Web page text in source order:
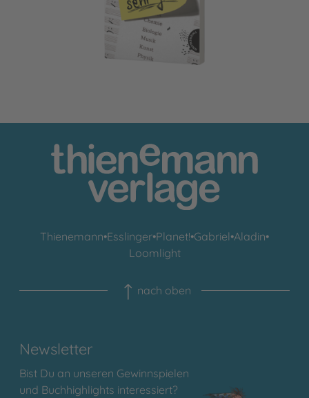
Thienemann•Esslinger•Planet!•Gabriel•Aladin•
Loomlight
nach oben
Newsletter
Bist Du an unseren Gewinnspielen
und Buchhighlights interessiert?